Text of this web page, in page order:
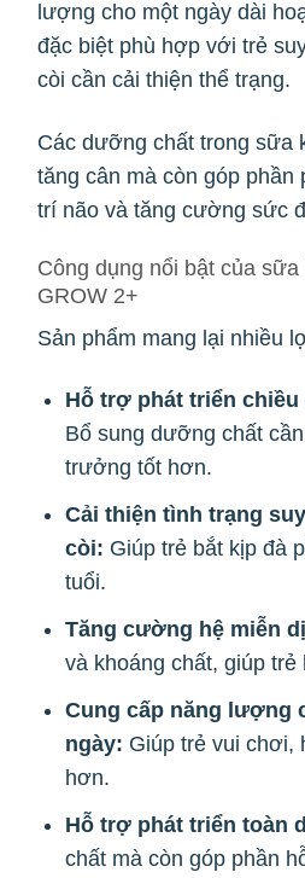
lượng cho một ngày dài
đặc biệt phù hợp với trẻ
còi cần cải thiện thể trạng.
Các dưỡng chất trong sữa
tăng cân mà còn góp phần
trí não và tăng cường sức
Công dụng nổi bật của sữa
GROW 2+
Sản phẩm mang lại nhiều
Hỗ trợ phát triển chiều
Bổ sung dưỡng chất
trưởng tốt hơn.
Cải thiện tình trạng
còi: Giúp trẻ bắt kịp đà
tuổi.
Tăng cường hệ miễn
và khoáng chất, giúp trẻ
Cung cấp năng lượng
ngày: Giúp trẻ vui chơi,
hơn.
Hỗ trợ phát triển toàn
chất mà còn góp phần